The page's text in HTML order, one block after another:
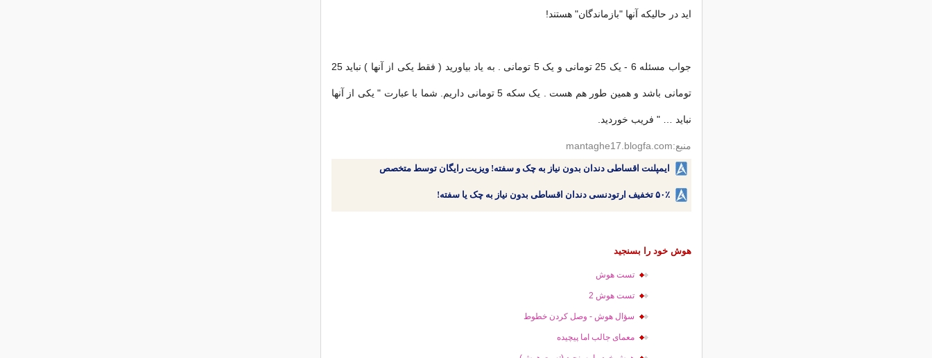
اید در حالیکه آنها "بازماندگان" هستند!
جواب مسئله 6 - یک 25 تومانی و یک 5 تومانی . به یاد بیاورید ( فقط یکی از آنها ) نباید 25
تومانی باشد و همین طور هم هست . یک سکه 5 تومانی داریم. شما با عبارت " یکی از آنها
نباید … " فریب خوردید.
منبع:mantaghe17.blogfa.com
ایمپلنت اقساطی دندان بدون نیاز به چک و سفته! ویزیت رایگان توسط متخصص
۵۰٪ تخفیف ارتودنسی دندان اقساطی بدون نیاز به چک یا سفته!
هوش خود را بسنجید
تست هوش
تست هوش 2
سؤال هوش - وصل كردن خطوط
معمای جالب اما پیچیده